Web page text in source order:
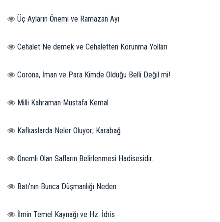
Üç Ayların Önemi ve Ramazan Ayı
Cehalet Ne demek ve Cehaletten Korunma Yolları
Corona, İman ve Para Kimde Olduğu Belli Değil mi!
Milli Kahraman Mustafa Kemal
Kafkaslarda Neler Oluyor; Karabağ
Önemli Olan Safların Belirlenmesi Hadisesidir.
Batı'nın Bunca Düşmanlığı Neden
İlmin Temel Kaynağı ve Hz. İdris